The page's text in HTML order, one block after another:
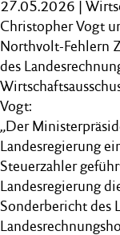
27.05.2026 |
Christopher Vogt
Northvolt-Fehlern
des
Vogt:
„Der
Landesregierung
Steuerzahler
Landesregierung
Sonderbericht des